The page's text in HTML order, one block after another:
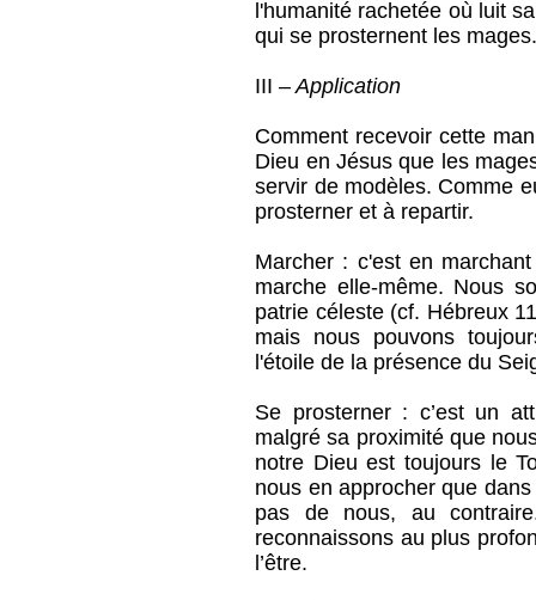
l'humanité rachetée où luit
qui se prosternent les
III –Application
Comment recevoir cette
Dieu en Jésus que les
servir de modèles. Comme
prosterner et à repartir.
Marcher : c'est en
marche elle-même. Nous
patrie céleste (cf. Hébreux
mais nous pouvons
l'étoile de la présence du
Se prosterner : c’est un
malgré sa proximité que
notre Dieu est toujours le
nous en approcher que
pas de nous, au
reconnaissons au plus
l’être.